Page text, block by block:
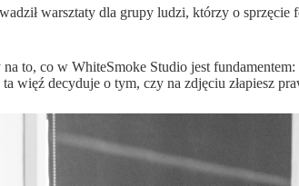
warsztaty dla grupy ludzi, którzy o
to, co w WhiteSmoke Studio jest
więź decyduje o tym, czy na zdjęciu złapiesz